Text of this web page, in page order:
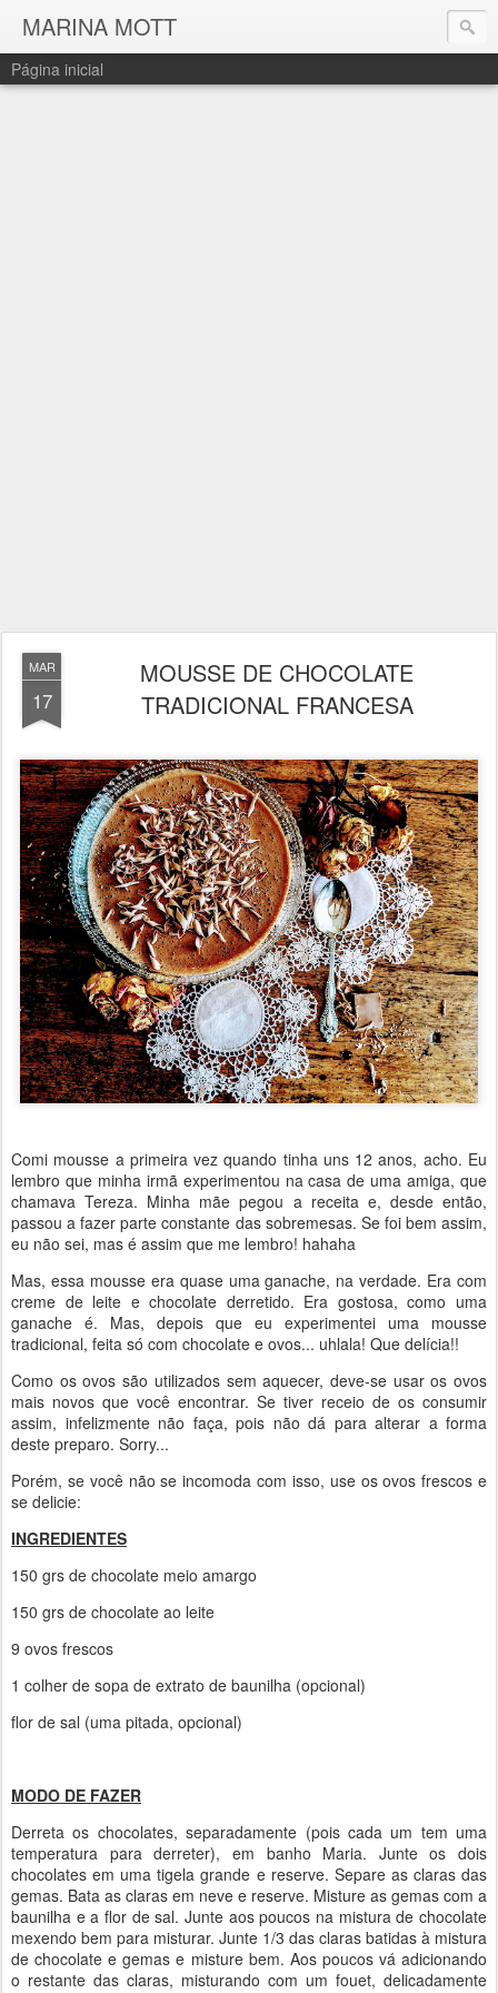
MARINA MOTT
Página inicial
MAR
17
MOUSSE DE CHOCOLATE
TRADICIONAL FRANCESA
Comi mousse a primeira vez quando tinha uns 12 anos, acho. Eu
lembro que minha irmã experimentou na casa de uma amiga, que
chamava Tereza. Minha mãe pegou a receita e, desde então,
passou a fazer parte constante das sobremesas. Se foi bem assim,
eu não sei, mas é assim que me lembro! hahaha
Mas, essa mousse era quase uma ganache, na verdade. Era com
creme de leite e chocolate derretido. Era gostosa, como uma
ganache é. Mas, depois que eu experimentei uma mousse
tradicional, feita só com chocolate e ovos... uhlala! Que delícia!!
Como os ovos são utilizados sem aquecer, deve-se usar os ovos
mais novos que você encontrar. Se tiver receio de os consumir
assim, infelizmente não faça, pois não dá para alterar a forma
deste preparo. Sorry...
Porém, se você não se incomoda com isso, use os ovos frescos e
se delicie:
INGREDIENTES
150 grs de chocolate meio amargo
150 grs de chocolate ao leite
9 ovos frescos
1 colher de sopa de extrato de baunilha (opcional)
flor de sal (uma pitada, opcional)
MODO DE FAZER
Derreta os chocolates, separadamente (pois cada um tem uma
temperatura para derreter), em banho Maria. Junte os dois
chocolates em uma tigela grande e reserve. Separe as claras das
gemas. Bata as claras em neve e reserve. Misture as gemas com a
baunilha e a flor de sal. Junte aos poucos na mistura de chocolate
mexendo bem para misturar. Junte 1/3 das claras batidas à mistura
de chocolate e gemas e misture bem. Aos poucos vá adicionando
o restante das claras, misturando com um fouet, delicadamente